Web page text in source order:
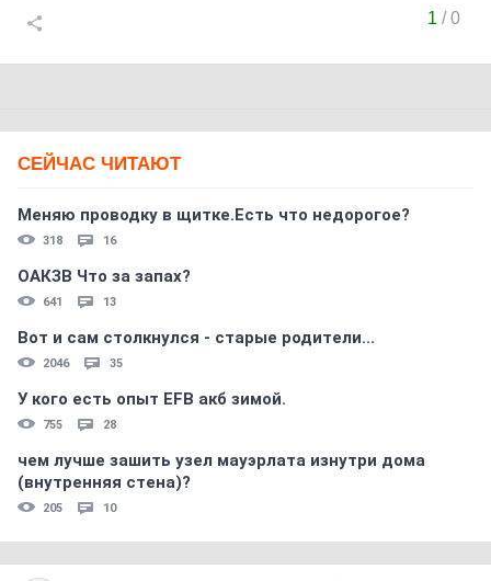
1 /0
СЕЙЧАС ЧИТАЮТ
Меняю проводку в щитке.Есть что недорогое?
318 16
ОАКЗВ Что за запах?
641 13
Вот и сам столкнулся - старые родители...
2046 35
У кого есть опыт EFB акб зимой.
755 28
чем лучше зашить узел мауэрлата изнутри дома
(внутренняя стена)?
205 10